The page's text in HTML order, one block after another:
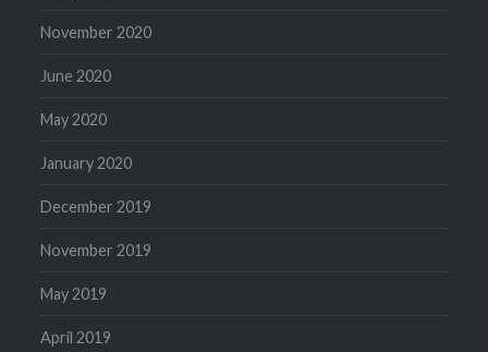
November 2020
June 2020
May 2020
January 2020
December 2019
November 2019
May 2019
April 2019